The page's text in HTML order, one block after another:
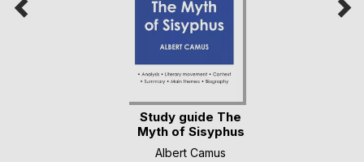
Study guide The
Myth of Sisyphus
b(...)
Albert Camus